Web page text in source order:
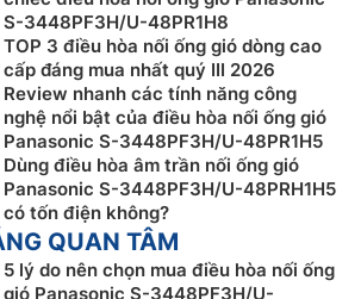
năng
trần nối ống gió PanasonicS-
S-3448PF3H/U-48PR1H8
TOP 3 điều hòa nối ống gió dòng cao
cấp đáng mua nhất quý III 2026
Review nhanh các tính năng công
nghệ nổi bật của điều hòa nối ống gió
Panasonic S-3448PF3H/U-48PR1H5
Dùng điều hòa âm trần nối ống gió
Panasonic S-3448PF3H/U-48PRH1H5
có tốn điện không?
QUAN TÂM
5 lý do nên chọn mua điều hòa nối ống
gió Panasonic S-3448PF3H/U-